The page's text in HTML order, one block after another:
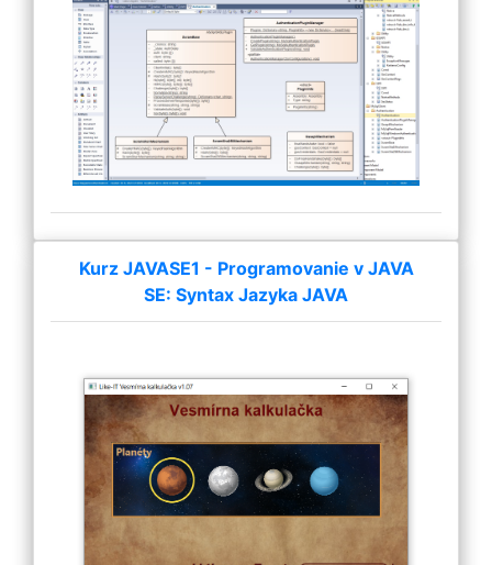
Kurz JAVASE1 - Programovanie v JAVA
SE: Syntax Jazyka JAVA